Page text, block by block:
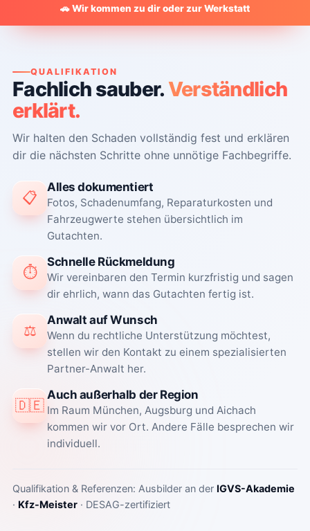
🚗Wir kommen zu dir oder zur Werkstatt
QUALIFIKATION
Fachlich sauber.Verständlich
erklärt.
Wir halten den Schaden vollständig fest und erklären
dir die nächsten Schritte ohne unnötige Fachbegriffe.
📋
Alles dokumentiert
Fotos, Schadenumfang, Reparaturkosten und
Fahrzeugwerte stehen übersichtlich im
Gutachten.
⏱️
Schnelle Rückmeldung
Wir vereinbaren den Termin kurzfristig und sagen
dir ehrlich, wann das Gutachten fertig ist.
⚖️
Anwalt auf Wunsch
Wenn du rechtliche Unterstützung möchtest,
stellen wir den Kontakt zu einem spezialisierten
Partner-Anwalt her.
🇩🇪
Auch außerhalb der Region
Im Raum München, Augsburg und Aichach
kommen wir vor Ort. Andere Fälle besprechen wir
individuell.
Qualifikation & Referenzen: Ausbilder an der IGVS-Akademie
· Kfz-Meister · DESAG-zertifiziert